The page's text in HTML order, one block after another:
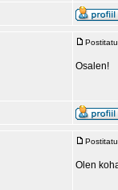
Osalen!
Olen